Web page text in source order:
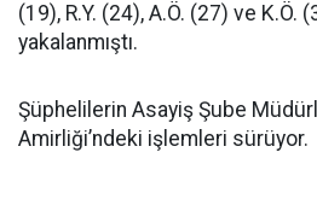
(19), R.Y. (24), A.Ö. (27) ve K.Ö.
yakalanmıştı.
Şüphelilerin Asayiş Şube
Amirliği’ndeki işlemleri sürüyor.